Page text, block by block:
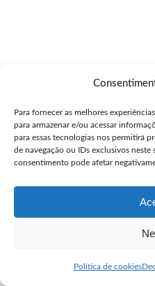
Para fornecer as melhores
para armazenar e/ou acessar
para essas tecnologias nos permitirá
de navegação ou IDs exclusivos
consentimento pode afetar
Política de cookies